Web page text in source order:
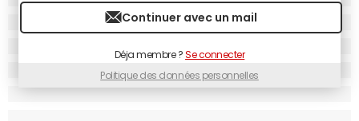
Continuer avec un mail
Déja membre ?Se connecter
Politique des données personnelles